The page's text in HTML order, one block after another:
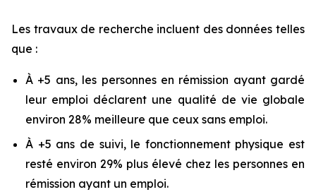
Les travaux de recherche incluent des données telles
que :
À +5 ans, les personnes en rémission ayant gardé
leur emploi déclarent une qualité de vie globale
environ 28% meilleure que ceux sans emploi.
À +5 ans de suivi, le fonctionnement physique est
resté environ 29% plus élevé chez les personnes en
rémission ayant un emploi.